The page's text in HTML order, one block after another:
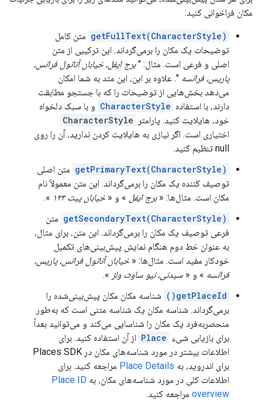
مکان فراخوانی کنید:
getFullText(CharacterStyle) متن کامل
توضیحات یک مکان را برمی‌گرداند. این ترکیبی از متن
اصلی و فرعی است. مثال: "برج ایفل، خیابان آناتول فرانس،
پاریس، فرانسه ". علاوه بر این، این متد به شما امکان
می‌دهد بخش‌هایی از توضیحات را که با جستجو مطابقت
دارند، با استفاده CharacterStyle و با سبک دلخواه
خود، هایلایت کنید. پارامتر
CharacterStyle
اختیاری است. اگر نیازی به هایلایت کردن ندارید، آن را روی
null تنظیم کنید.
getPrimaryText(CharacterStyle) متن اصلی
توصیف کننده یک مکان را برمی‌گرداند. این متن معمولاً نام
مکان است. مثال‌ها: «برج ایفل » و « خیابان پیت ۱۲۳
».
getSecondaryText(CharacterStyle) متن
فرعی توصیف یک مکان را برمی‌گرداند. این متن، برای مثال،
به عنوان خط دوم هنگام نمایش پیش‌بینی‌های تکمیل
خودکار مفید است. مثال‌ها: « خیابان آناتول فرانس، پاریس،
فرانسه » و « سیدنی، نیو ساوت ولز ».
getPlaceId()
شناسه مکان مکان پیش‌بینی‌شده را
برمی‌گرداند. شناسه مکان یک شناسه متنی است که به‌طور
منحصربه‌فرد یک مکان را شناسایی می‌کند و می‌توانید بعداً
برای بازیابی شیء Place از آن استفاده کنید. برای
اطلاعات بیشتر در مورد شناسه‌های مکان در Places SDK
برای اندروید، به Place Details مراجعه کنید. برای
اطلاعات کلی در مورد شناسه‌های مکان، به Place ID
overview مراجعه کنید.